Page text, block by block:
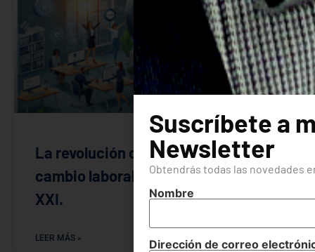
La revolución de las 32 horas: un
cambio laboral necesario en el siglo
XXI.
LEER MÁS »
Suscríbete a
Newsletter
Obtendrás todas las novedades
Nombre
Dirección de correo